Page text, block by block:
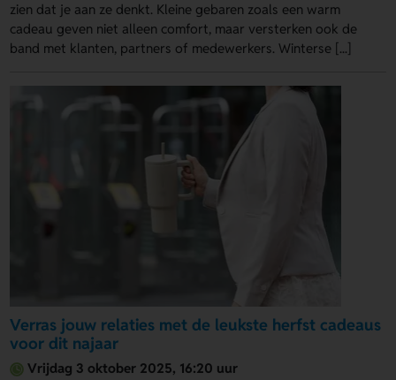
zien dat je aan ze denkt. Kleine gebaren zoals een warm
cadeau geven niet alleen comfort, maar versterken ook de
band met klanten, partners of medewerkers. Winterse [...]
Verras jouw relaties met de leukste herfst cadeaus
voor dit najaar
Vrijdag 3 oktober 2025, 16:20 uur